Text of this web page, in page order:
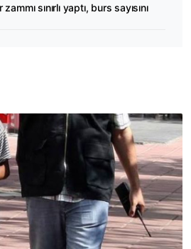
sınırlı yaptı, burs sayısını